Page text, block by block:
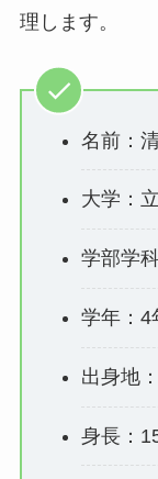
理します。
名前：
大学：
学部学
学年：4
出身地
身長：